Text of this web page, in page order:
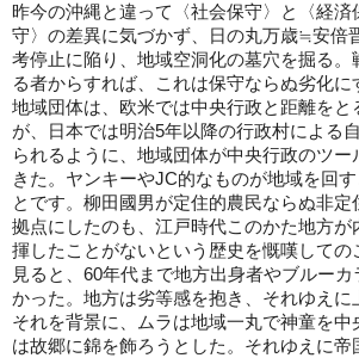
昨今の沖縄と違って〈社会保守〉と〈経済
守〉の差異に気づかず、日の丸万歳≒安倍
考停止に陥り、地域空洞化の墓穴を掘る。
る者からすれば、これは保守ならぬ劣化に
地域団体は、欧米では中央行政と距離をと
が、日本では明治5年以降の行政村による
られるように、地域団体が中央行政のツー
きた。ヤンキーやJC的なものが地域を回
とです。柳田國男が定住的農民ならぬ非
拠点にしたのも、江戸時代このかた地方が
揮したことがないという歴史を慨嘆しての
見ると、60年代まで地方出身者やブルー
かった。地方は劣等感を抱き、それゆえに
それを背景に、ムラは地域一丸で神童を中
は故郷に錦を飾ろうとした。それゆえに帝